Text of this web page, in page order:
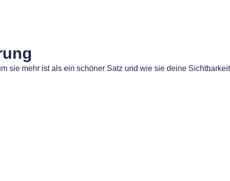
sie mehr ist als ein schöner Satz und wie sie deine